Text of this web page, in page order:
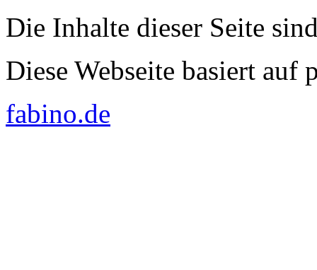
Die Inhalte dieser Seite
Diese Webseite basiert auf
fabino.de